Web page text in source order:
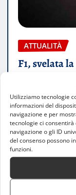
Utilizziamo tecnologie
informazioni del
navigazione e per
tecnologie ci
navigazione o gli ID
del consenso possono
funzioni.
ATTUALITÀ
F1, svelata
Luca
Dopo quasi 19
riparte da
sogno che…